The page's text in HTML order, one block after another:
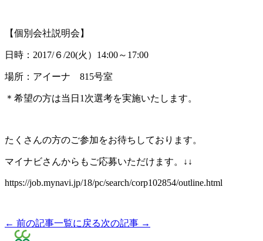
【個別会社説明会】
日時：2017/６/20(火）14:00～17:00
場所：アイーナ 815号室
＊希望の方は当日1次選考を実施いたします。
たくさんの方のご参加をお待ちしております。
マイナビさんからもご応募いただけます。↓↓
https://job.mynavi.jp/18/pc/search/corp102854/outline.html
← 前の記事一覧に戻る次の記事 →